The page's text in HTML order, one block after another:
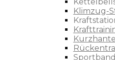
Klimzug-
Kurzhantel